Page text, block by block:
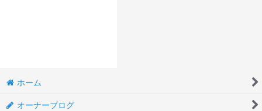
ホーム
オーナーブログ